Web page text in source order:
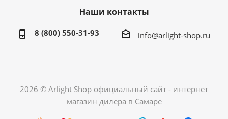
Наши контакты
8 (800) 550-31-93 info@arlight-shop.ru
2026 © Arlight Shop официальный сайт - интернет
магазин дилера в Самаре